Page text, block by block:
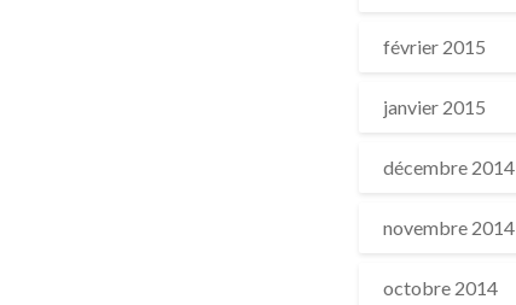
février 2015
janvier 2015
décembre 2014
novembre 2014
octobre 2014